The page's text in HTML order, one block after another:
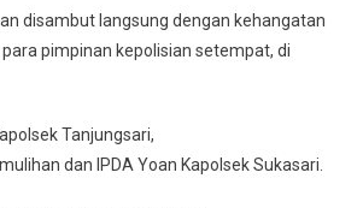
disambut langsung dengan kehangatan
pimpinan kepolisian setempat, di
Tanjungsari,
dan IPDA Yoan Kapolsek Sukasari.